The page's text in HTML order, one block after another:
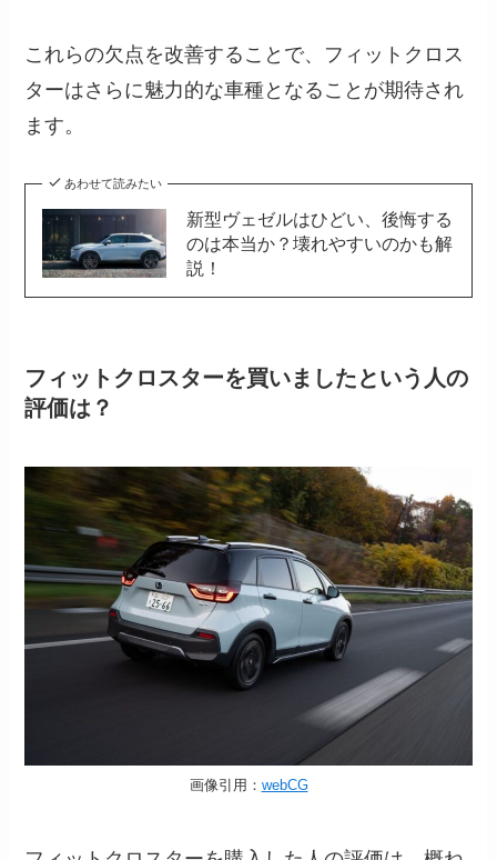
これらの欠点を改善することで、フィットクロス
ターはさらに魅力的な車種となることが期待され
ます。
あわせて読みたい
新型ヴェゼルはひどい、後悔する
のは本当か？壊れやすいのかも解
説！
フィットクロスターを買いましたという人の
評価は？
画像引用： webCG